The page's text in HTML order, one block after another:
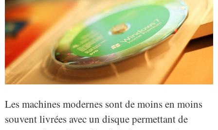
Les machines modernes sont de moins en moins
souvent livrées avec un disque permettant de